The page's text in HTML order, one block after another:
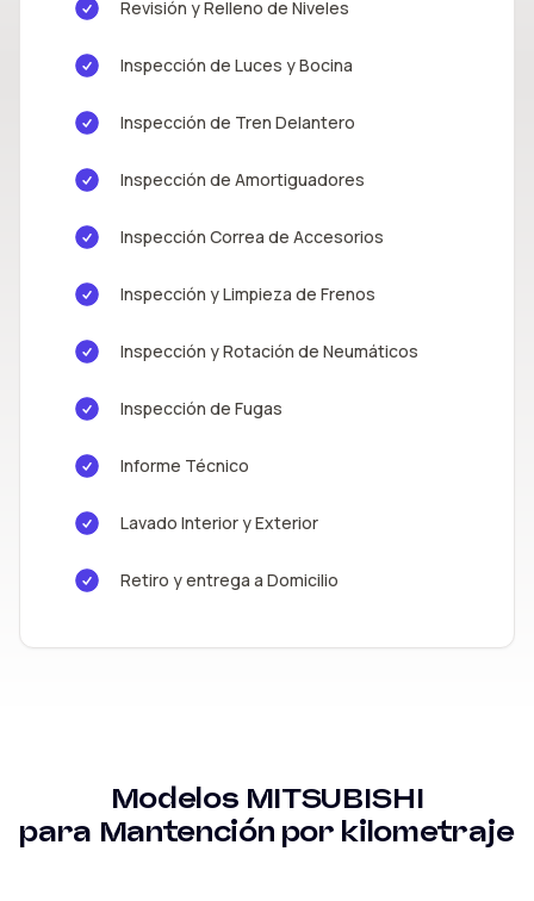
Revisión y Relleno de Niveles
Inspección de Luces y Bocina
Inspección de Tren Delantero
Inspección de Amortiguadores
Inspección Correa de Accesorios
Inspección y Limpieza de Frenos
Inspección y Rotación de Neumáticos
Inspección de Fugas
Informe Técnico
Lavado Interior y Exterior
Retiro y entrega a Domicilio
Modelos MITSUBISHI
para Mantención por kilometraje